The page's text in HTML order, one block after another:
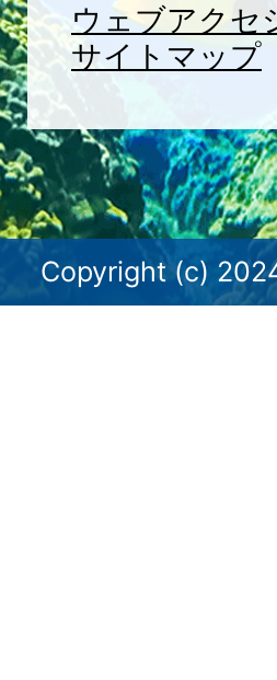
ウェブアクセ
サイトマップ
Copyright (c)